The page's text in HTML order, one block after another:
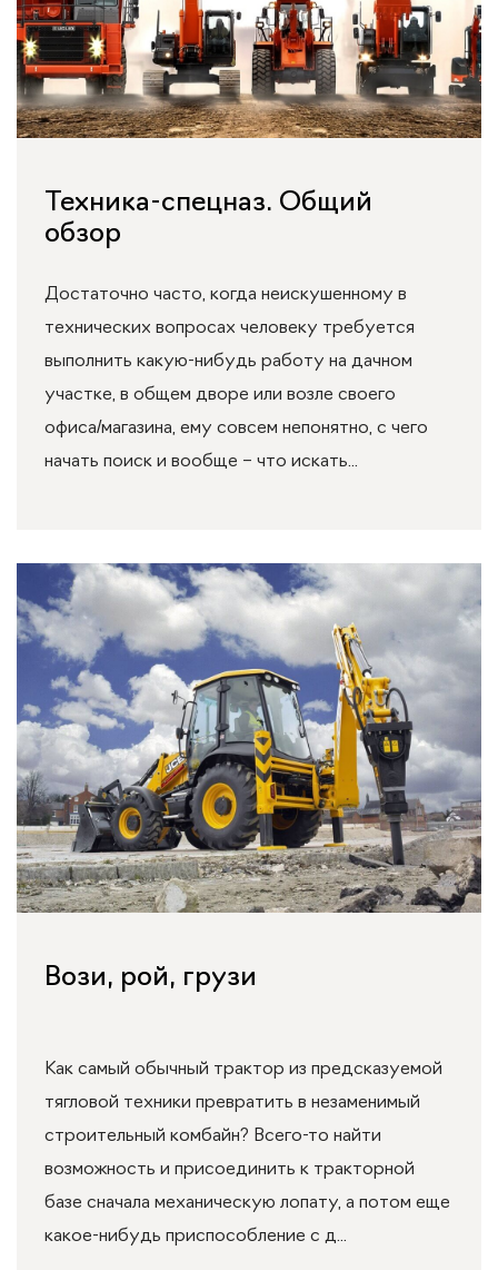
Техника-спецназ. Общий
обзор
Достаточно часто, когда неискушенному в
технических вопросах человеку требуется
выполнить какую-нибудь работу на дачном
участке, в общем дворе или возле своего
офиса/магазина, ему совсем непонятно, с чего
начать поиск и вообще – что искать...
Вози, рой, грузи
Как самый обычный трактор из предсказуемой
тягловой техники превратить в незаменимый
строительный комбайн? Всего-то найти
возможность и присоединить к тракторной
базе сначала механическую лопату, а потом еще
какое-нибудь приспособление с д...